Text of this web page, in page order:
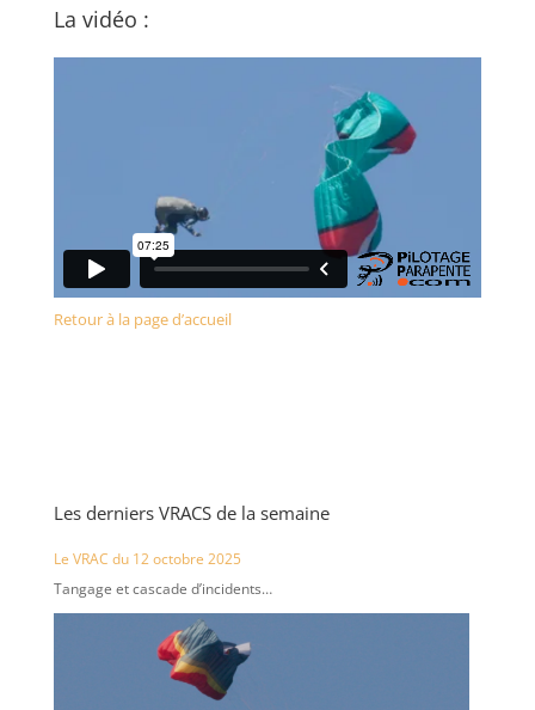
La vidéo :
Retour à la page d’accueil
Les derniers VRACS de la semaine
Le VRAC du 12 octobre 2025
Tangage et cascade d’incidents…